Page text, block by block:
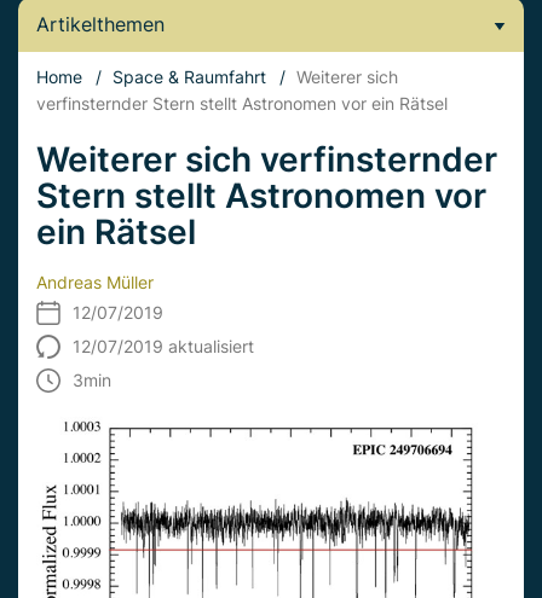
Artikelthemen
Home / Space & Raumfahrt / Weiterer sich
verfinsternder Stern stellt Astronomen vor ein Rätsel
Weiterer sich verfinsternder
Stern stellt Astronomen vor
ein Rätsel
Andreas Müller
12/07/2019
12/07/2019 aktualisiert
3min